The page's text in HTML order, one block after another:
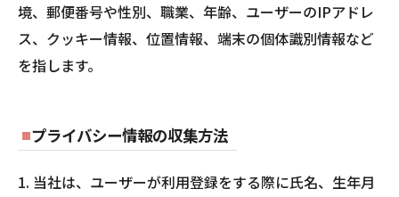
境、郵便番号や性別、職業、年齢、ユーザーのIPアドレ
ス、クッキー情報、位置情報、端末の個体識別情報など
を指します。
プライバシー情報の収集方法
1. 当社は、ユーザーが利用登録をする際に氏名、生年月